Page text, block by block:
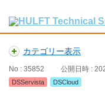
カテゴリー表示
No : 35852 公開日時 :
DSServista DSCloud